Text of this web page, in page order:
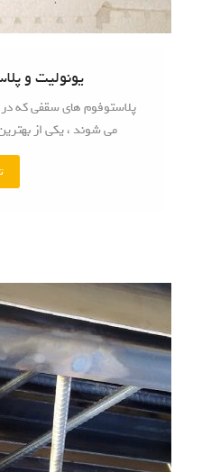
یونولیت و
پلاستوفوم های سقفی که
می شوند ، یکی از